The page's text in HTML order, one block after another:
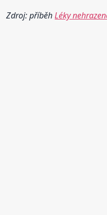
Zdroj: příběhLéky